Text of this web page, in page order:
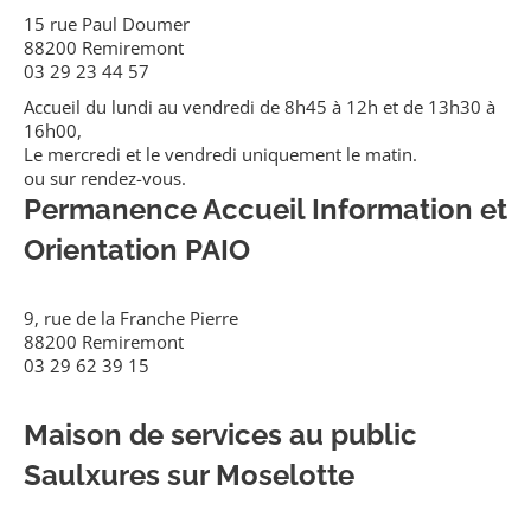
15 rue Paul Doumer
88200 Remiremont
03 29 23 44 57
Accueil du lundi au vendredi de 8h45 à 12h et de 13h30 à
16h00,
Le mercredi et le vendredi uniquement le matin.
ou sur rendez-vous.
Permanence Accueil Information et
Orientation PAIO
9, rue de la Franche Pierre
88200 Remiremont
03 29 62 39 15
Maison de services au public
Saulxures sur Moselotte